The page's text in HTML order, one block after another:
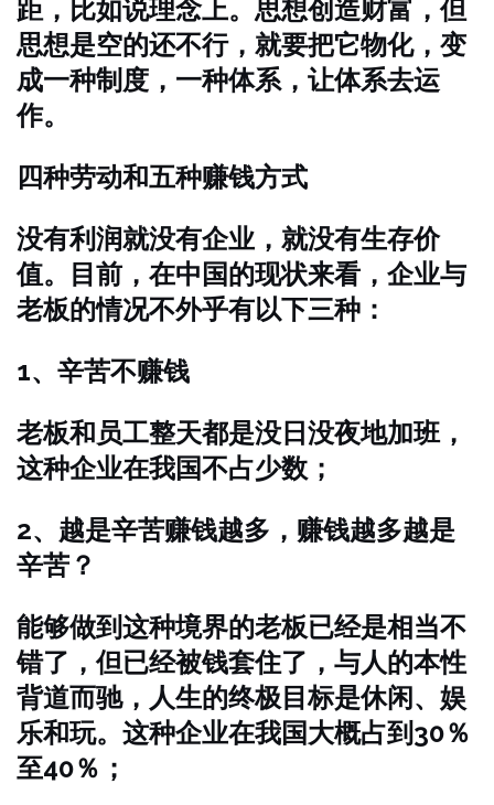
距，比如说理念上。思想创造财富，但
思想是空的还不行，就要把它物化，变
成一种制度，一种体系，让体系去运
作。
四种劳动和五种赚钱方式
没有利润就没有企业，就没有生存价
值。目前，在中国的现状来看，企业与
老板的情况不外乎有以下三种：
1、辛苦不赚钱
老板和员工整天都是没日没夜地加班，
这种企业在我国不占少数；
2、越是辛苦赚钱越多，赚钱越多越是
辛苦？
能够做到这种境界的老板已经是相当不
错了，但已经被钱套住了，与人的本性
背道而驰，人生的终极目标是休闲、娱
乐和玩。这种企业在我国大概占到30％
至40％；